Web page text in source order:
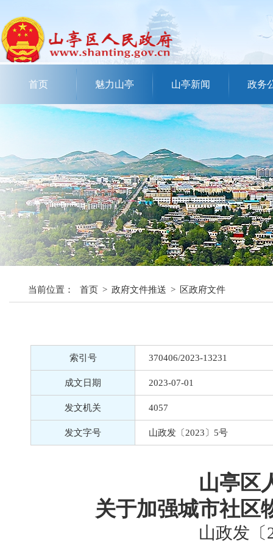
首页 魅力山亭 山亭新闻 政务
当前位置： 首页 > 政府文件推送 > 区政府文件
索引号 370406/2023-13231
成文日期 2023-07-01
发文机关 4057
发文字号 山政发〔2023〕5号
山亭区
关于加强城市社区
山政发〔